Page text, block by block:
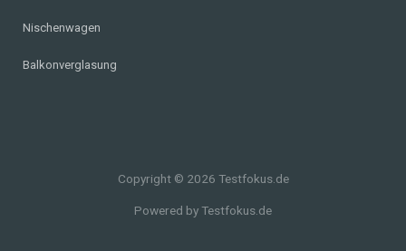
Nischenwagen
Balkonverglasung
Copyright © 2026 Testfokus.de
Powered by Testfokus.de